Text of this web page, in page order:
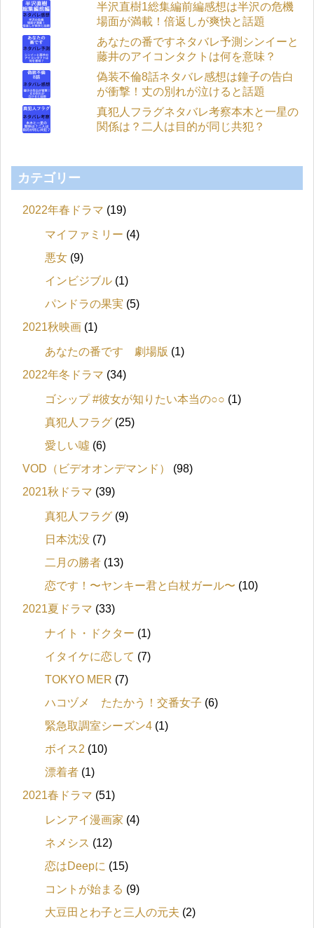
半沢直樹1総集編前編感想は半沢の危機
場面が満載！倍返しが爽快と話題
あなたの番ですネタバレ予測シンイーと
藤井のアイコンタクトは何を意味？
偽装不倫8話ネタバレ感想は鐘子の告白
が衝撃！丈の別れが泣けると話題
真犯人フラグネタバレ考察本木と一星の
関係は？二人は目的が同じ共犯？
カテゴリー
2022年春ドラマ (19)
マイファミリー (4)
悪女 (9)
インビジブル (1)
パンドラの果実 (5)
2021秋映画 (1)
あなたの番です 劇場版 (1)
2022年冬ドラマ (34)
ゴシップ #彼女が知りたい本当の○○ (1)
真犯人フラグ (25)
愛しい噓 (6)
VOD（ビデオオンデマンド）
(98)
2021秋ドラマ (39)
真犯人フラグ (9)
日本沈没 (7)
二月の勝者 (13)
恋です！〜ヤンキー君と白杖ガール〜 (10)
2021夏ドラマ (33)
ナイト・ドクター (1)
イタイケに恋して (7)
TOKYO MER (7)
ハコヅメ たたかう！交番女子 (6)
緊急取調室シーズン4 (1)
ボイス2 (10)
漂着者 (1)
2021春ドラマ (51)
レンアイ漫画家 (4)
ネメシス (12)
恋はDeepに (15)
コントが始まる (9)
大豆田とわ子と三人の元夫 (2)